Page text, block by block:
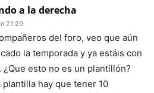
a la derecha
21:20
del foro, veo que aún
la temporada y ya estáis con
¿Que esto no es un plantillón?
plantilla hay que tener 10